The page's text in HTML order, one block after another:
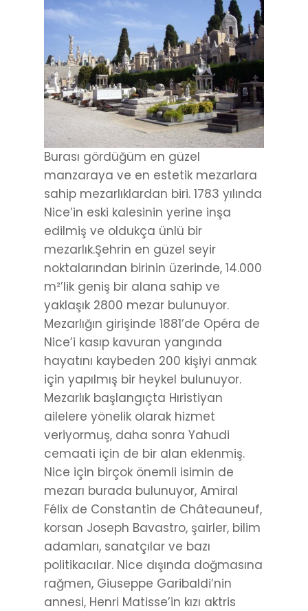
Burası gördüğüm en güzel
manzaraya ve en estetik mezarlara
sahip mezarlıklardan biri. 1783 yılında
Nice’in eski kalesinin yerine inşa
edilmiş ve oldukça ünlü bir
mezarlık.Şehrin en güzel seyir
noktalarından birinin üzerinde, 14.000
m²’lik geniş bir alana sahip ve
yaklaşık 2800 mezar bulunuyor.
Mezarlığın girişinde 1881’de Opéra de
Nice’i kasıp kavuran yangında
hayatını kaybeden 200 kişiyi anmak
için yapılmış bir heykel bulunuyor.
Mezarlık başlangıçta Hıristiyan
ailelere yönelik olarak hizmet
veriyormuş, daha sonra Yahudi
cemaati için de bir alan eklenmiş.
Nice için birçok önemli isimin de
mezarı burada bulunuyor, Amiral
Félix de Constantin de Châteauneuf,
korsan Joseph Bavastro, şairler, bilim
adamları, sanatçılar ve bazı
politikacılar. Nice dışında doğmasına
rağmen, Giuseppe Garibaldi’nin
annesi, Henri Matisse’in kızı aktris